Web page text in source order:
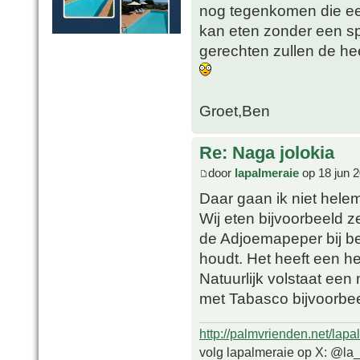
nog tegenkomen die
kan eten zonder een
gerechten zullen de
Groet,Ben
Re: Naga jolokia
door lapalmeraie op 18 jun
Daar gaan ik niet
Wij eten bijvoorbeeld
de Adjoemapeper bij
houdt. Het heeft een
Natuurlijk volstaat een
met Tabasco
http://palmvrienden.net/
volg lapalmeraie op X: